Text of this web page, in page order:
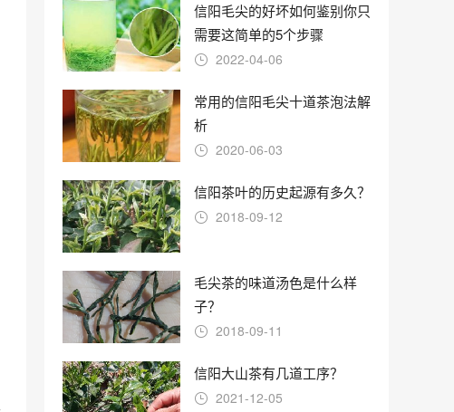
信阳毛尖的好坏如何鉴别你只
需要这简单的5个步骤
2022-04-06
常用的信阳毛尖十道茶泡法解
析
2020-06-03
信阳茶叶的历史起源有多久？
2018-09-12
毛尖茶的味道汤色是什么样
子？
2018-09-11
信阳大山茶有几道工序？
2021-12-05